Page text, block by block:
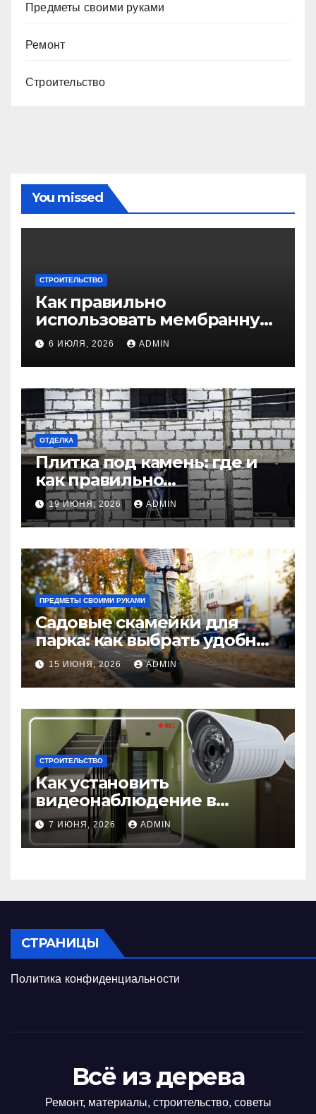
Предметы своими руками
Ремонт
Строительство
You missed
СТРОИТЕЛЬСТВО
Как правильно
использовать мембранную
плёнку для
гидроизоляции крыши
дома
6 ИЮЛЯ, 2026 ADMIN
ОТДЕЛКА
Плитка под камень: где и
как правильно
использовать в интерьере
комнаты?
19 ИЮНЯ, 2026 ADMIN
ПРЕДМЕТЫ СВОИМИ РУКАМИ
Садовые скамейки для
парка: как выбрать удобные
и долговечные модели
Madmetal.ru
15 ИЮНЯ, 2026 ADMIN
СТРОИТЕЛЬСТВО
Как установить
видеонаблюдение в
подъезде: пошаговая
инструкция и советы
7 ИЮНЯ, 2026 ADMIN
СТРАНИЦЫ
Политика конфиденциальности
Всё из дерева
Ремонт, материалы, строительство, советы